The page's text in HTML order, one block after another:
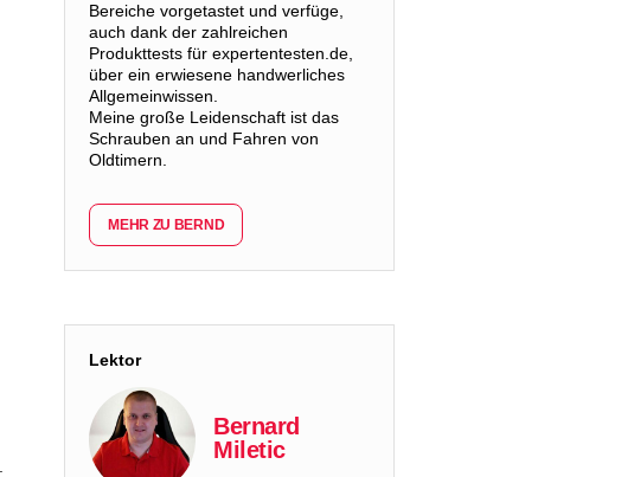
Bereiche vorgetastet und verfüge,
auch dank der zahlreichen
Produkttests für expertentesten.de,
über ein erwiesene handwerliches
Allgemeinwissen.
Meine große Leidenschaft ist das
Schrauben an und Fahren von
Oldtimern.
MEHR ZU BERND
Lektor
Bernard
Miletic